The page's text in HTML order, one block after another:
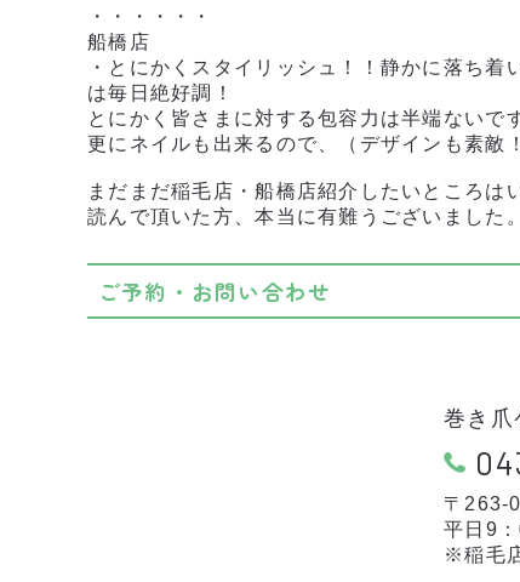
・・・・・・
船橋店
・とにかくスタイリッシュ！！静かに落ち
は毎日絶好調！
とにかく皆さまに対する包容力は半端ないで
更にネイルも出来るので、（デザインも素敵
まだまだ稲毛店・船橋店紹介したいところは
読んで頂いた方、本当に有難うございました。
ご予約・お問い合わせ
巻き爪
〒263-
平日9
※稲毛